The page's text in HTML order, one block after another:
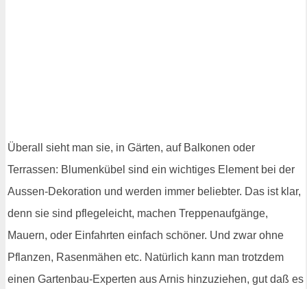
Überall sieht man sie, in Gärten, auf Balkonen oder
Terrassen: Blumenkübel sind ein wichtiges Element bei der
Aussen-Dekoration und werden immer beliebter. Das ist klar,
denn sie sind pflegeleicht, machen Treppenaufgänge,
Mauern, oder Einfahrten einfach schöner. Und zwar ohne
Pflanzen, Rasenmähen etc. Natürlich kann man trotzdem
einen Gartenbau-Experten aus Arnis hinzuziehen, gut daß es